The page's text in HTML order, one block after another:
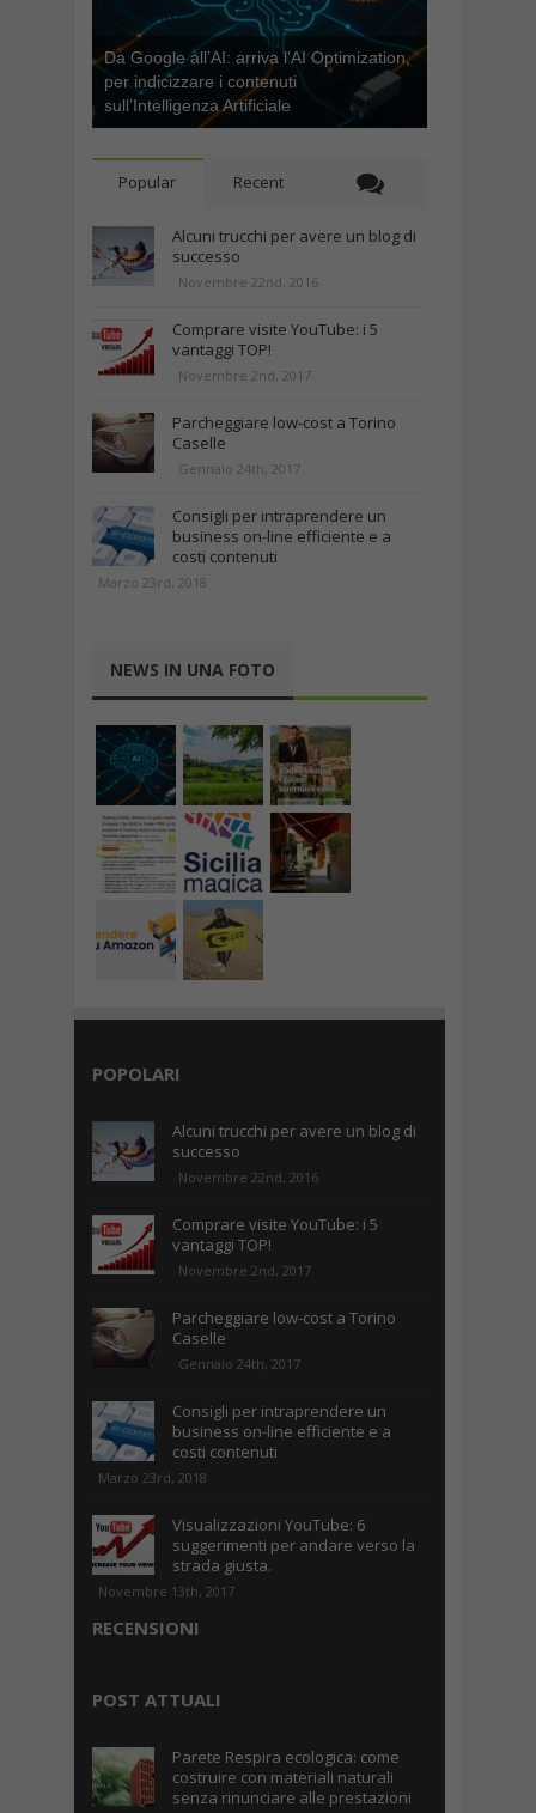
Da Google all’AI: arriva l’AI Optimization,
per indicizzare i contenuti
sull’Intelligenza Artificiale
Popular Recent
Alcuni trucchi per avere un blog di
successo
Novembre 22nd, 2016
Comprare visite YouTube: i 5
vantaggi TOP!
Novembre 2nd, 2017
Parcheggiare low-cost a Torino
Caselle
Gennaio 24th, 2017
Consigli per intraprendere un
business on-line efficiente e a
costi contenuti
Marzo 23rd, 2018
NEWS IN UNA FOTO
POPOLARI
Alcuni trucchi per avere un blog di
successo
Novembre 22nd, 2016
Comprare visite YouTube: i 5
vantaggi TOP!
Novembre 2nd, 2017
Parcheggiare low-cost a Torino
Caselle
Gennaio 24th, 2017
Consigli per intraprendere un
business on-line efficiente e a
costi contenuti
Marzo 23rd, 2018
Visualizzazioni YouTube: 6
suggerimenti per andare verso la
strada giusta.
Novembre 13th, 2017
RECENSIONI
POST ATTUALI
Parete Respira ecologica: come
costruire con materiali naturali
senza rinunciare alle prestazioni